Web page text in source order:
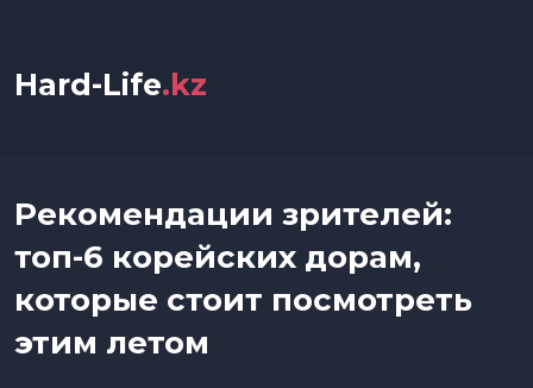
Hard-Life.kz
Рекомендации зрителей:
топ-6 корейских дорам,
которые стоит посмотреть
этим летом